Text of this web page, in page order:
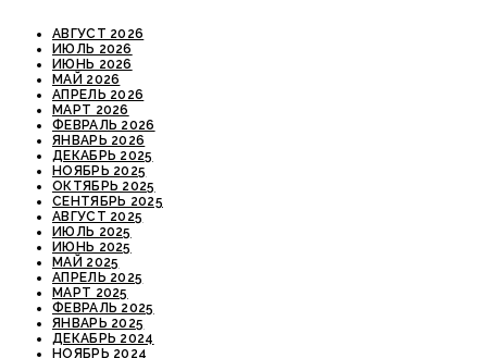
АВГУСТ 2026
ИЮЛЬ 2026
ИЮНЬ 2026
МАЙ 2026
АПРЕЛЬ 2026
МАРТ 2026
ФЕВРАЛЬ 2026
ЯНВАРЬ 2026
ДЕКАБРЬ 2025
НОЯБРЬ 2025
ОКТЯБРЬ 2025
СЕНТЯБРЬ 2025
АВГУСТ 2025
ИЮЛЬ 2025
ИЮНЬ 2025
МАЙ 2025
АПРЕЛЬ 2025
МАРТ 2025
ФЕВРАЛЬ 2025
ЯНВАРЬ 2025
ДЕКАБРЬ 2024
НОЯБРЬ 2024